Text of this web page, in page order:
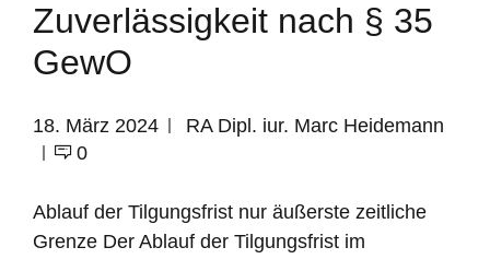
Zuverlässigkeit nach § 35
GewO
18. März 2024
RA Dipl. iur. Marc Heidemann
0
Ablauf der Tilgungsfrist nur äußerste zeitliche
Grenze Der Ablauf der Tilgungsfrist im